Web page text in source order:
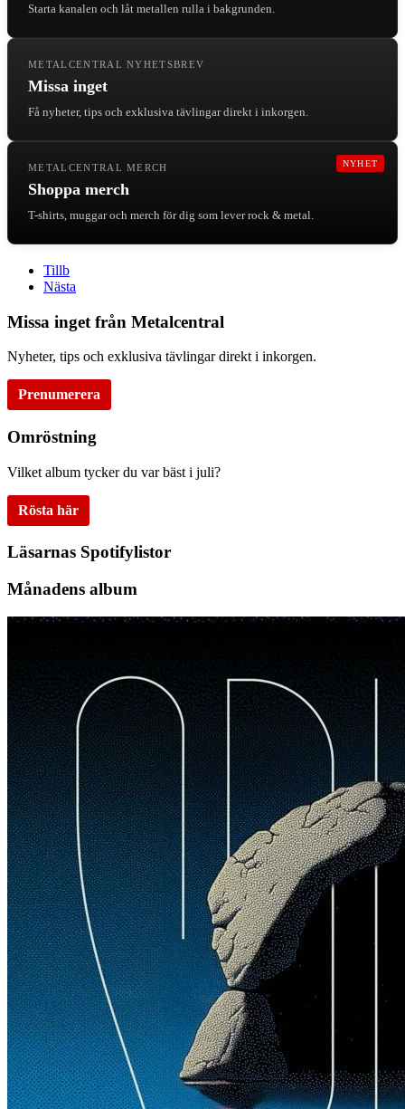
Starta kanalen och låt metallen rulla i bakgrunden.
METALCENTRAL NYHETSBREV
Missa inget
Få nyheter, tips och exklusiva tävlingar direkt i inkorgen.
NYHET
METALCENTRAL MERCH
Shoppa merch
T-shirts, muggar och merch för dig som lever rock & metal.
Tillb
Nästa
Missa inget från Metalcentral
Nyheter, tips och exklusiva tävlingar direkt i inkorgen.
Prenumerera
Omröstning
Vilket album tycker du var bäst i juli?
Rösta här
Läsarnas Spotifylistor
Månadens album